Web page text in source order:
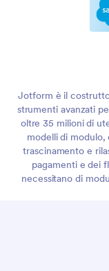
Jotform è il
strumenti avanzati
oltre 35 milioni di
modelli di
trascinamento e
pagamenti e dei
necessitano di